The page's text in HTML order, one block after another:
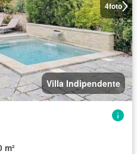
4foto
Villa Indipendente
m²